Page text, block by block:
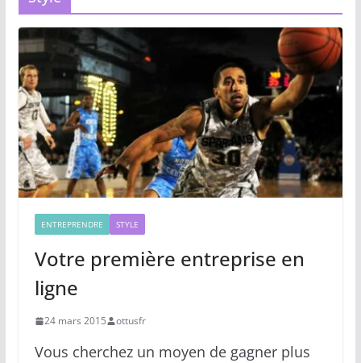
ENTREPRENDRE STYLE
Votre première entreprise en
ligne
24 mars 2015 ottusfr
Vous cherchez un moyen de gagner plus